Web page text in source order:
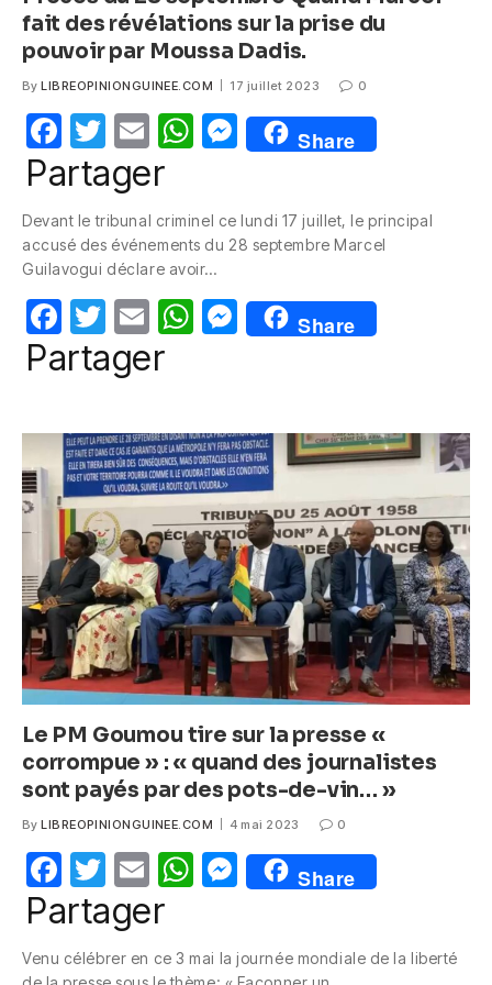
fait des révélations sur la prise du
pouvoir par Moussa Dadis.
By LIBREOPINIONGUINEE.COM 17 juillet 2023 0
F
a
e
b
o
o
k
T
w
itt
er
E
m
W
s
A
p
p
M
e
e
g
er
Share
Partager
Devant le tribunal criminel ce lundi 17 juillet, le principal
accusé des événements du 28 septembre Marcel
Guilavogui déclare avoir…
F
a
b
o
o
k
T
w
itt
E
m
W
A
p
p
M
e
n
g
er
Share
Partager
Le PM Goumou tire sur la presse «
corrompue » : « quand des journalistes
sont payés par des pots-de-vin… »
By LIBREOPINIONGUINEE.COM 4 mai 2023 0
F
a
e
T
w
itt
er
E
m
W
s
M
e
e
Share
Partager
Venu célébrer en ce 3 mai la journée mondiale de la liberté